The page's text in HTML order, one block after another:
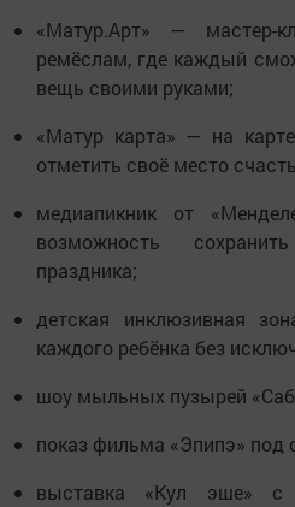
«Матур.Арт» — мастер-
ремёслам, где каждый
вещь своими руками;
«Матур карта» — на
отметить своё место
медиапикник от
возможность
праздника;
детская инклюзивная
каждого ребёнка без
шоу мыльных пузырей
показ фильма «Эпипэ»
выставка «Кул эше» с